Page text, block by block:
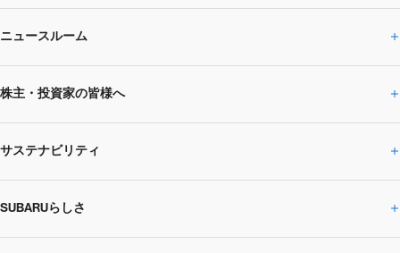
企業情報トップ
SUBARUのありたい姿
SUBARU 2025方針
事業所・関係会社
ニュースルーム
ニュースルームトップ
ニュースリリース
閉じる
株主・投資家の皆様へ
株主・投資家の皆様へトップ
企業・経営
サステナビリティ
サステナビリティトップ
SUBARUらしさ